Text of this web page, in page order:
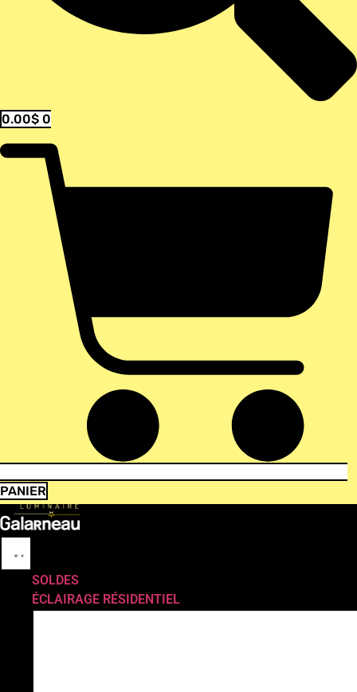
0.00$ 0
PANIER
SOLDES
ÉCLAIRAGE RÉSIDENTIEL